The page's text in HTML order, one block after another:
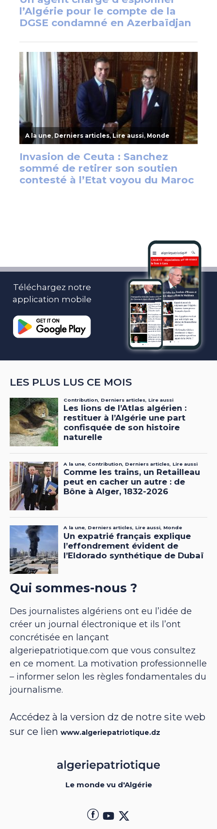
Téléchargez notre
application mobile
LES PLUS LUS CE MOIS
Qui sommes-nous ?
Des journalistes algériens ont eu l’idée de
créer un journal électronique et ils l’ont
concrétisée en lançant
algeriepatriotique.com que vous consultez
en ce moment. La motivation professionnelle
– informer selon les règles fondamentales du
journalisme.
Accédez à la version dz de notre site web
sur ce lien www.algeriepatriotique.dz
Le monde vu d'Algérie